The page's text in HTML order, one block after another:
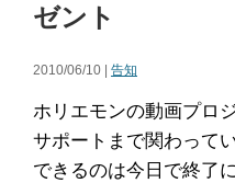
ゼント
2010/06/10 | 告知
ホリエモンの動画プロ
サポートまで関わって
できるのは今日で終了